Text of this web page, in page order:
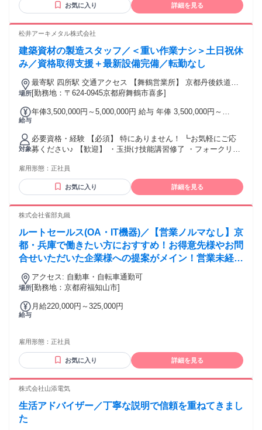
など異業種からの転職も歓迎！
お気に入り 詳細を見る
松井アーキメタル株式会社
建築資材の製造スタッフ／＜重い作業ナシ＞土日祝休
み／資格取得支援＋最新設備完備／転勤なし
場所
最寄駅 四所駅 交通アクセス 【舞鶴営業所】 京都丹後鉄道宮
舞線「四所駅」より車で約3分 ✓転勤なし◎腰を据えて働けま
[勤務地：〒624-0945京都府舞鶴市喜多]
給与
年俸3,500,000円～5,000,000円 給与 年俸 3,500,000円～
代を支給します ※上記は賞与や各種手当を含めた年収の目安
の金額です。 ※条件面は面接の場で詳しくお伝えいたしま
す。 【評価】 ・昇給制度あり （人事評価規程に基づく） ・
賞与あり（年3回） 【手当】 ・残業手当は全額支給 ・交通費
族手当（1人につき10,000円） └18歳未満のお子様が対象。上
限3名まで。 ・慶弔見舞金 【給与例】 ・未経験2年目：360万
程度 ・未経験3年目：380万程度
対象
必要資格・経験 【必須】 特にありません！ ┗お気軽にご応
募ください♪ 【歓迎】 ・玉掛け技能講習修了 ・フォークリフ
持っている分、できる作業が増えるので、その分等級が上が
ります！ ・未経験者歓迎／無資格者歓迎 ・経験者は優遇しま
学歴 学歴不問！高卒、専卒、大卒に限らず歓迎！
雇用形態： 正社員
お気に入り 詳細を見る
株式会社雀部丸鐵
ルートセールス(OA・IT機器)／【営業ノルマなし】京
都・兵庫で働きたい方におすすめ！お得意先様やお問
合せいただいた企業様への提案がメイン！営業未経験
者も活躍中！OJTや社内外の研修も充実しています！
場所
アクセス: 自動車・自転車通勤可
[勤務地：京都府福知山市]
給与
月給220,000円～325,000円
雇用形態： 正社員
お気に入り 詳細を見る
株式会社山添電気
生活アドバイザー／丁寧な説明で信頼を重ねてきまし
た